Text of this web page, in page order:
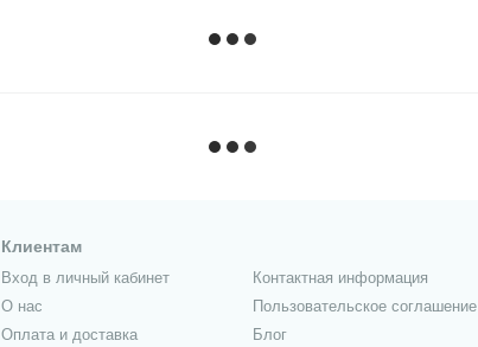
Клиентам
Вход в личный кабинет
О нас
Оплата и доставка
Контактная информация
Пользовательское соглашение
Блог